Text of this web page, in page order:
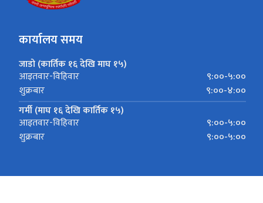
कार्यालय समय
जाडो (कार्तिक १६ देखि माघ १५)
आइतवार-विहिवार
९:००-५:००
शुक्रबार
९:००-४:००
गर्मी (माघ १६ देखि कार्तिक १५)
आइतवार-विहिवार
९:००-५:००
शुक्रबार
९:००-५:००